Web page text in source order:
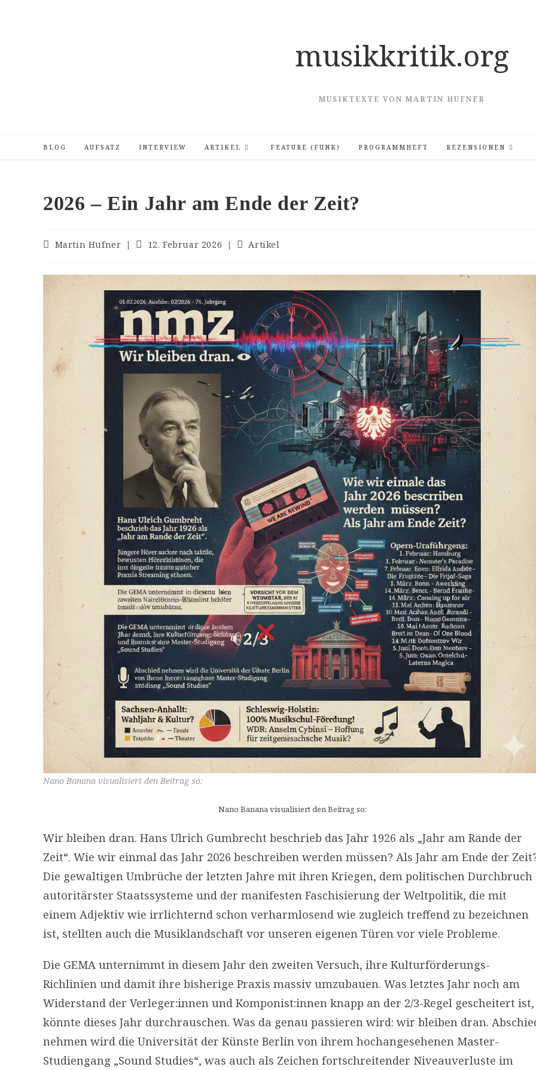
musikkritik.org
MUSIKTEXTE VON MARTIN HUFNER
BLOG AUFSATZ INTERVIEW ARTIKEL FEATURE (FUNK) PROGRAMMHEFT REZENSIONEN
2026 – Ein Jahr am Ende der Zeit?
Beitrags-
Martin Hufner
Beitrag
12. Februar 2026
Beitrags-
Artikel
Nano Banana visualisiert den Beitrag so:
Nano Banana visualisiert den Beitrag so:
Wir bleiben dran. Hans Ulrich Gumbrecht beschrieb das Jahr 1926 als „Jahr am Rande der
Zeit“. Wie wir einmal das Jahr 2026 beschreiben werden müssen? Als Jahr am Ende der
Die gewaltigen Umbrüche der letzten Jahre mit ihren Kriegen, dem politischen Durchbruch
autoritärster Staatssysteme und der manifesten Faschisierung der Weltpolitik, die mit
einem Adjektiv wie irrlichternd schon verharmlosend wie zugleich treffend zu bezeichnen
ist, stellten auch die Musiklandschaft vor unseren eigenen Türen vor viele Probleme.
Die GEMA unternimmt in diesem Jahr den zweiten Versuch, ihre Kulturförderungs-
Richlinien und damit ihre bisherige Praxis massiv umzubauen. Was letztes Jahr noch am
Widerstand der Verleger:innen und Komponist:innen knapp an der 2/3-Regel gescheitert ist,
könnte dieses Jahr durchrauschen. Was da genau passieren wird: wir bleiben dran.
nehmen wird die Universität der Künste Berlin von ihrem hochangesehenen Master-
Studiengang „Sound Studies“, was auch als Zeichen fortschreitender Niveauverluste im